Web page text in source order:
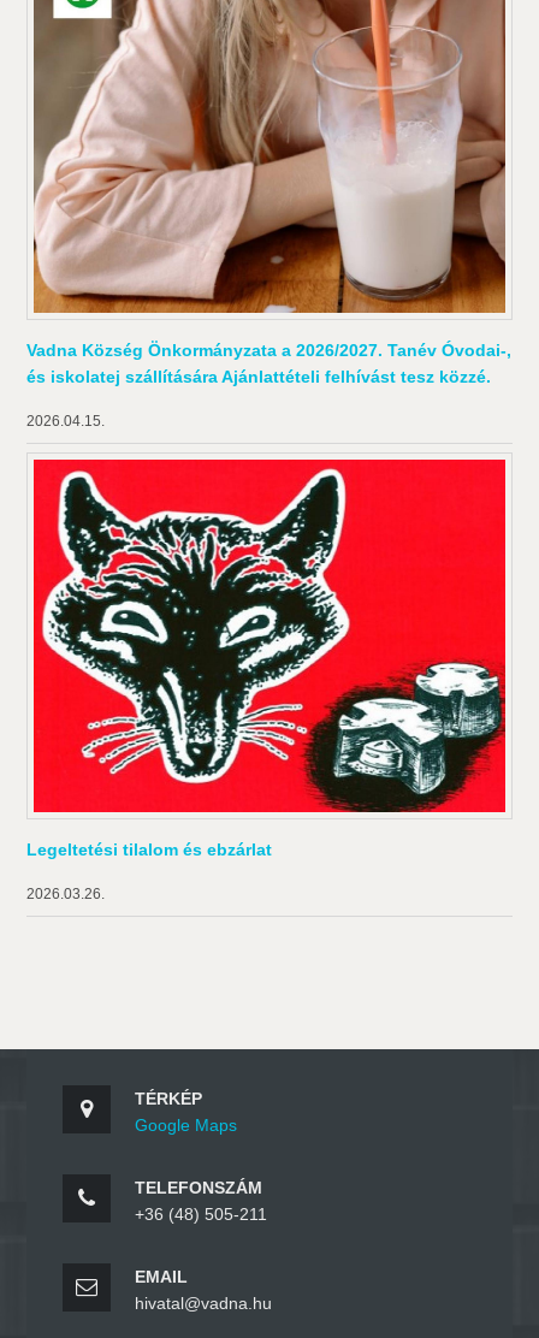
Vadna Község Önkormányzata a 2026/2027. Tanév Óvodai-,
és iskolatej szállítására Ajánlattételi felhívást tesz közzé.
2026.04.15.
Legeltetési tilalom és ebzárlat
2026.03.26.
TÉRKÉP
Google Maps
TELEFONSZÁM
+36 (48) 505-211
EMAIL
hivatal@vadna.hu